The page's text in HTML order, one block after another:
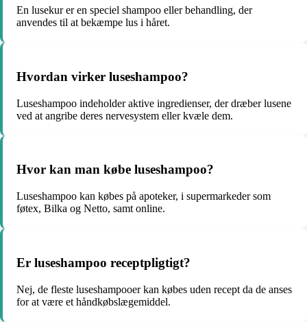
En lusekur er en speciel shampoo eller behandling, der
anvendes til at bekæmpe lus i håret.
Hvordan virker luseshampoo?
Luseshampoo indeholder aktive ingredienser, der dræber lusene
ved at angribe deres nervesystem eller kvæle dem.
Hvor kan man købe luseshampoo?
Luseshampoo kan købes på apoteker, i supermarkeder som
føtex, Bilka og Netto, samt online.
Er luseshampoo receptpligtigt?
Nej, de fleste luseshampooer kan købes uden recept da de anses
for at være et håndkøbslægemiddel.